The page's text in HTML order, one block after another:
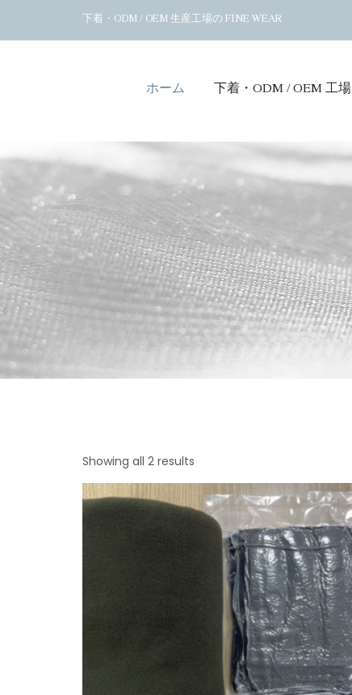
下着・ODM / OEM 生産工場の FINE WEAR
ホーム 下着・ODM / OEM 工場
Showing all 2 results